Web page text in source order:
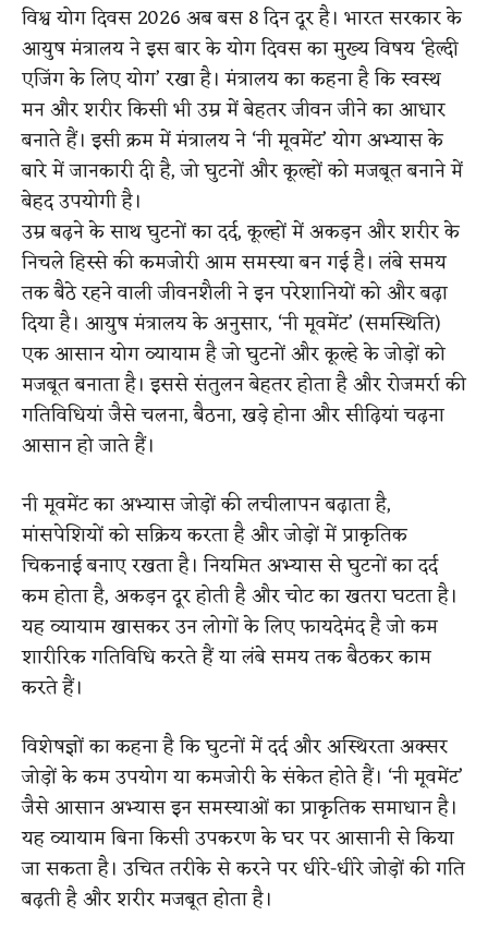
विश्व योग दिवस 2026 अब बस 8 दिन दूर है। भारत सरकार के
आयुष मंत्रालय ने इस बार के योग दिवस का मुख्य विषय ‘हेल्दी
एजिंग के लिए योग’ रखा है। मंत्रालय का कहना है कि स्वस्थ
मन और शरीर किसी भी उम्र में बेहतर जीवन जीने का आधार
बनाते हैं। इसी क्रम में मंत्रालय ने ‘नी मूवमेंट’ योग अभ्यास के
बारे में जानकारी दी है, जो घुटनों और कूल्हों को मजबूत बनाने में
बेहद उपयोगी है।
उम्र बढ़ने के साथ घुटनों का दर्द, कूल्हों में अकड़न और शरीर के
निचले हिस्से की कमजोरी आम समस्या बन गई है। लंबे समय
तक बैठे रहने वाली जीवनशैली ने इन परेशानियों को और बढ़ा
दिया है। आयुष मंत्रालय के अनुसार, ‘नी मूवमेंट’ (समस्थिति)
एक आसान योग व्यायाम है जो घुटनों और कूल्हे के जोड़ों को
मजबूत बनाता है। इससे संतुलन बेहतर होता है और रोजमर्रा की
गतिविधियां जैसे चलना, बैठना, खड़े होना और सीढ़ियां चढ़ना
आसान हो जाते हैं।
नी मूवमेंट का अभ्यास जोड़ों की लचीलापन बढ़ाता है,
मांसपेशियों को सक्रिय करता है और जोड़ों में प्राकृतिक
चिकनाई बनाए रखता है। नियमित अभ्यास से घुटनों का दर्द
कम होता है, अकड़न दूर होती है और चोट का खतरा घटता है।
यह व्यायाम खासकर उन लोगों के लिए फायदेमंद है जो कम
शारीरिक गतिविधि करते हैं या लंबे समय तक बैठकर काम
करते हैं।
विशेषज्ञों का कहना है कि घुटनों में दर्द और अस्थिरता अक्सर
जोड़ों के कम उपयोग या कमजोरी के संकेत होते हैं। ‘नी मूवमेंट’
जैसे आसान अभ्यास इन समस्याओं का प्राकृतिक समाधान है।
यह व्यायाम बिना किसी उपकरण के घर पर आसानी से किया
जा सकता है। उचित तरीके से करने पर धीरे-धीरे जोड़ों की गति
बढ़ती है और शरीर मजबूत होता है।